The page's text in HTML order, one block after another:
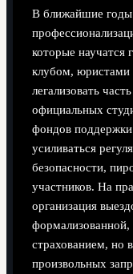
В ближайшие
которые научатся
клубом, юристами
легализовать
официальных
фондов
усиливаться
безопасности,
участников. На
организация
формализованной,
страхованием, но
произвольных